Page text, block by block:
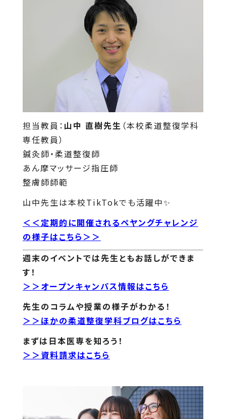
担当教員： 山中 直樹先生 （本校柔道整復学科
専任教員）
鍼灸師・柔道整復師
あん摩マッサージ指圧師
整膚師師範
山中先生は本校TikTokでも活躍中✨
＜＜定期的に開催されるペヤングチャレンジ
の様子はこちら＞＞
週末のイベントでは先生ともお話しができま
す！
＞＞オープンキャンパス情報はこちら
先生のコラムや授業の様子がわかる！
＞＞ほかの柔道整復学科ブログはこちら
まずは日本医専を知ろう！
＞＞資料請求はこちら